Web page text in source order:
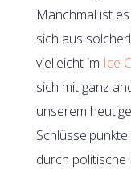
Manchmal ist
sich aus
vielleicht im Ice
sich mit ganz
unserem
durch politische